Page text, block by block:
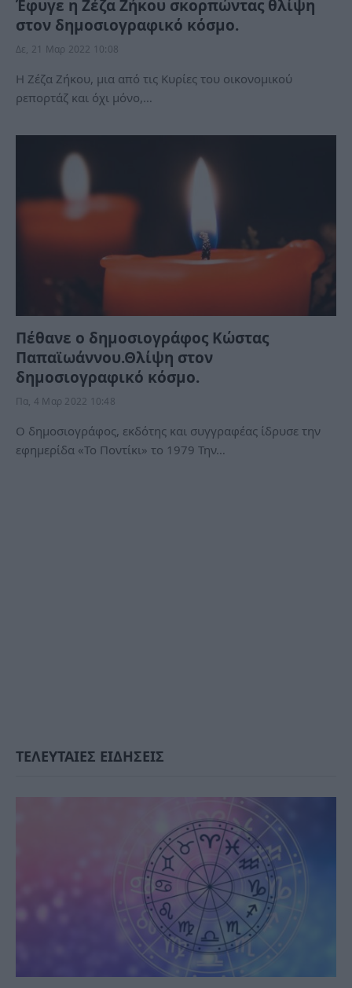
Έφυγε η Ζέζα Ζήκου σκορπώντας θλίψη
στον δημοσιογραφικό κόσμο.
Δε, 21 Μαρ 2022 10:08
Η Ζέζα Ζήκου, μια από τις Κυρίες του οικονομικού
ρεπορτάζ και όχι μόνο,…
Πέθανε ο δημοσιογράφος Κώστας
Παπαϊωάννου.Θλίψη στον
δημοσιογραφικό κόσμο.
Πα, 4 Μαρ 2022 10:48
Ο δημοσιογράφος, εκδότης και συγγραφέας ίδρυσε την
εφημερίδα «Το Ποντίκι» το 1979 Την…
ΤΕΛΕΥΤΑΙΕΣ ΕΙΔΗΣΕΙΣ